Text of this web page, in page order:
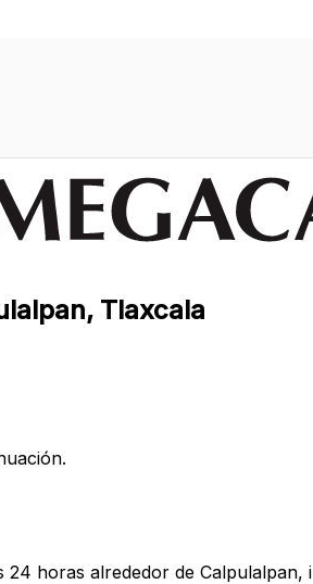
Tlaxcala
horas alrededor de